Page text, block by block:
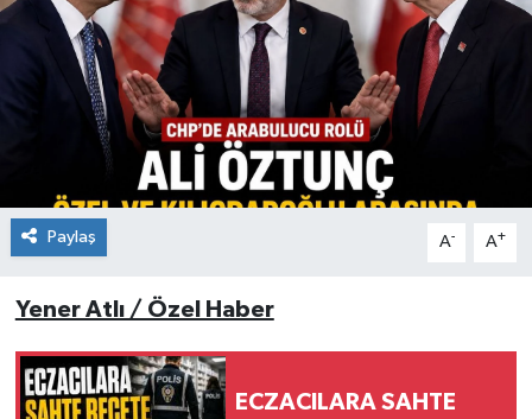
Paylaş A- A+
Yener Atlı / Özel Haber
ECZACILARA SAHTE
KÜLTÜR&SANAT
ONİKİŞUBAT
SAĞLIK
SİVİL TOPLUM
SİYASET
SOSYAL YAŞAM
SPOR